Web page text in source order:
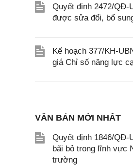
Quyết định 2472/QĐ-
được sửa đổi, bổ
Kế hoạch 377/KH-
giá Chỉ số năng lực
VĂN BẢN MỚI NHẤT
Quyết định 1846/QĐ-
bãi bỏ trong lĩnh vực
trường